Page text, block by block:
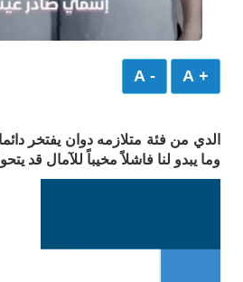
+ A
- A
الدي من فئة متلازمه دوان يفتخر
وما يبدو لنا فاشلاً مخيباً للآمال قد